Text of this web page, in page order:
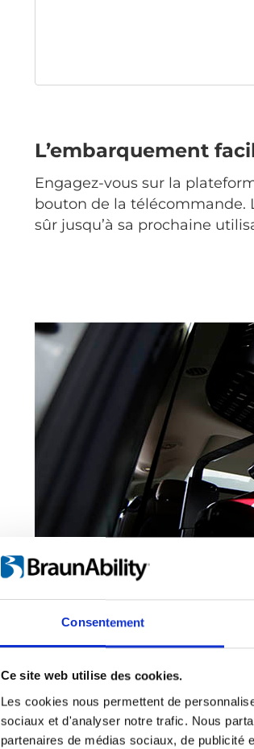
Consentement
Ce site web utilise des cookies.
Les cookies nous permettent de
sociaux et d'analyser notre trafic. Nous
partenaires de médias sociaux, de publicité
L’embarquement
Engagez-vous sur la
bouton de la télécommande.
sûr jusqu’à sa prochaine